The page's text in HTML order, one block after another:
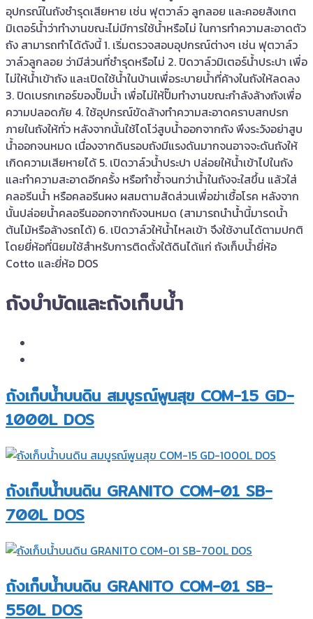
อุปกรณ์ในถังชำรุดเสียหาย เช่น ฟุตวาล์ว ลูกลอย และคอยสังเกต
มิเตอร์น้ำว่าทำงานขณะไม่มีการใช้น้ำหรือไม่ ในการทำความสะอาดตัว
ถัง สามารถทำได้ดังนี้ 1. เริ่มตรวจสอบอุปกรณ์ต่างๆ เช่น ฟุตวาล์ว
วาล์วลูกลอย ว่ามีส่วนที่ชำรุดหรือไม่ 2. ปิดวาล์วมิเตอร์น้ำประปา เพื่อ
ไม่ให้น้ำเข้าถัง และเปิดใช้น้ำในบ้านเพื่อระบายน้ำที่ค้างในถังให้ลดลง
3. ปิดเบรกเกอร์ของปั๊มน้ำ เพื่อไม่ให้ปั๊มทำงานขณะกำลังล้างถังเพื่อ
ความปลอดภัย 4. ใช้อุปกรณ์ขัดล้างทำความสะอาดคราบสกปรก
ภายในถังให้ทั่ว หลังจากนั้นใช้ไดโว่สูบน้ำออกจากถัง พึงระวังอย่าสูบ
น้ำออกจนหมด เนื่องจากดินรอบถังมีแรงดันมากจนอาจจะดันถังให้
เกิดความเสียหายได้ 5. เปิดวาล์วน้ำประปา ปล่อยให้น้ำเข้าไปในถัง
และทำความสะอาดอีกครั้ง หรือทำซ้ำจนกว่าน้ำในถังจะใสขึ้น แล้วใส่
คลอรีนน้ำ หรือคลอรีนผง ผสมตามสัดส่วนเพื่อฆ่าเชื้อโรค หลังจาก
นั้นปล่อยน้ำคลอรีนออกจากถังจนหมด (สามารถนำน้ำนี้มารดน้ำ
ต้นไม้หรือล้างรถได้) 6. เปิดวาล์วให้น้ำไหลเข้า จึงใช้งานได้ตามปกติ
โดยยี่ห้อที่นิยมใช้สำหรับการติดตั้งใต้ดินได้แก่ ถังเก็บน้ำยี่ห้อ
Cotto และยี่ห้อ DOS
ถังบำบัดและถังเก็บน้ำ
ถังเก็บน้ำบนดิน สมบูรณ์พูนสุข COM-15 GD-
1000L DOS
ถังเก็บน้ำบนดิน GRANITO COM-01 SB-
700L DOS
ถังเก็บน้ำบนดิน GRANITO COM-01 SB-
550L DOS